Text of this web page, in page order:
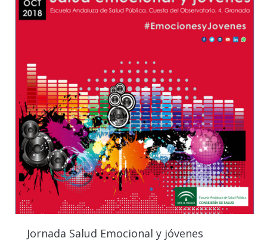
Jornada Salud Emocional y jóvenes